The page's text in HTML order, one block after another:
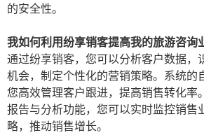
的安全性。
我如何利用纷享销客提高我的旅游咨询
通过纷享销客，您可以分析客户数据，
机会，制定个性化的营销策略。系统的
您高效管理客户跟进，提高销售转化率
报告与分析功能，您可以实时监控销售
略，推动销售增长。